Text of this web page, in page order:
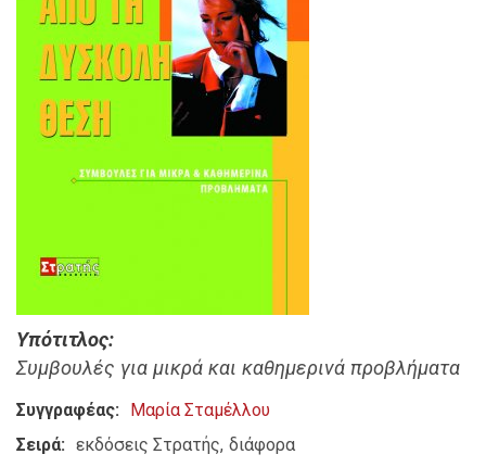
Υπότιτλος
Συμβουλές για μικρά και καθημερινά προβλήματα
Συγγραφέας
Μαρία Σταμέλλου
Σειρά
εκδόσεις Στρατής διάφορα